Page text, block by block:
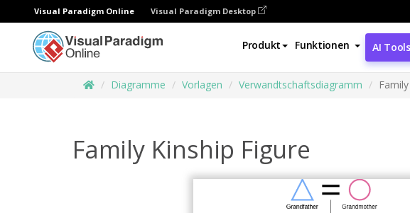
Visual Paradigm Online Visual Paradigm Desktop
Produkt Funktionen AI Tools
Diagramme Vorlagen Verwandtschaftsdiagramm
Family Kinship Figure